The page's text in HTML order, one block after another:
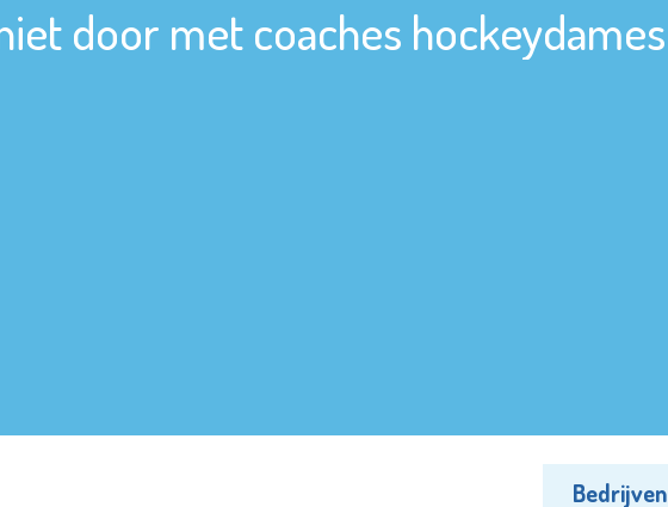
door met coaches hockeydames
Bedrijven